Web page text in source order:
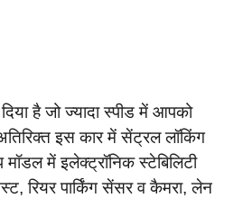
है जो ज्यादा स्पीड में आपको
इस कार में सेंट्रल लॉकिंग
मॉडल में इलेक्ट्रॉनिक स्टेबिलिटी
रियर पार्किंग सेंसर व कैमरा, लेन